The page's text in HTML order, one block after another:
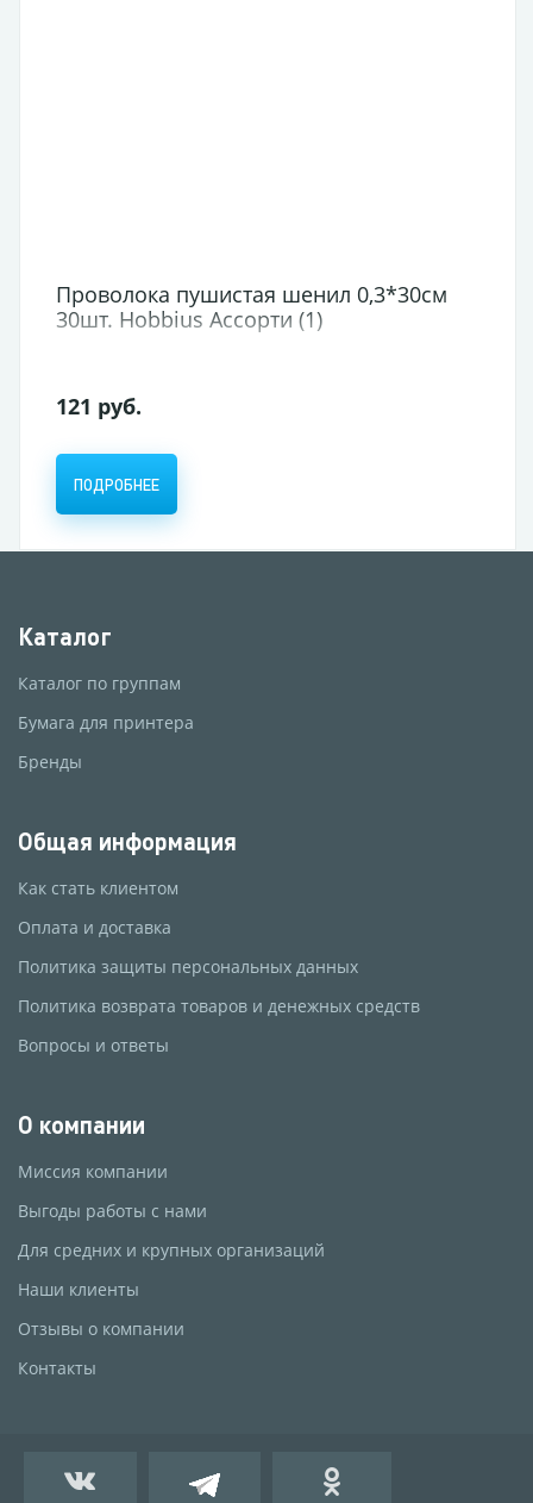
Проволока пушистая шенил 0,3*30см
30шт. Hobbius Ассорти (1)
121 руб.
ПОДРОБНЕЕ
Каталог
Каталог по группам
Бумага для принтера
Бренды
Общая информация
Как стать клиентом
Оплата и доставка
Политика защиты персональных данных
Политика возврата товаров и денежных средств
Вопросы и ответы
О компании
Миссия компании
Выгоды работы с нами
Для средних и крупных организаций
Наши клиенты
Отзывы о компании
Контакты